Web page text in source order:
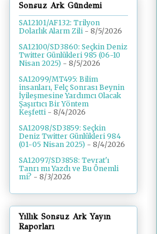
Sonsuz Ark Gündemi
SA12101/AF132: Trilyon
Dolarlık Alarm Zili - 8/5/2026
SA12100/SD3860: Seçkin Deniz
Twitter Günlükleri 985 (06-10
Nisan 2025) - 8/5/2026
SA12099/MT495: Bilim
insanları, Felç Sonrası Beynin
İyileşmesine Yardımcı Olacak
Şaşırtıcı Bir Yöntem
Keşfetti - 8/4/2026
SA12098/SD3859: Seçkin
Deniz Twitter Günlükleri 984
(01-05 Nisan 2025) - 8/4/2026
SA12097/SD3858: Tevrat'ı
Tanrı mı Yazdı ve Bu Önemli
mi? - 8/3/2026
Yıllık Sonsuz Ark Yayın
Raporları